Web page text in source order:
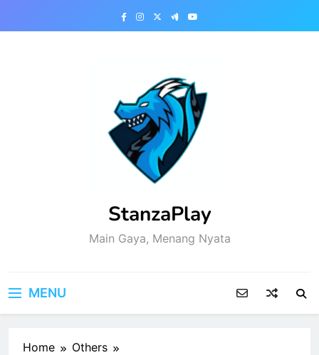
StanzaPlay
Main Gaya, Menang Nyata
MENU
Home
Others